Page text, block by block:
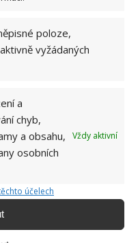
poloze,
vyžádaných
a
chyb,
a obsahu,
osobních
Vždy aktivní
účelech
klíšťata. Ujistěte se, že je
začátečníky, které jsou